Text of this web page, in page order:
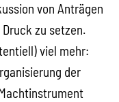
von Anträgen
zu setzen.
viel mehr:
der